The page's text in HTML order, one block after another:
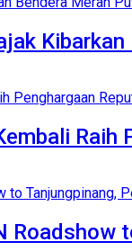
Roadshow